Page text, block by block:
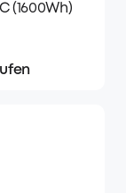
(1600Wh)